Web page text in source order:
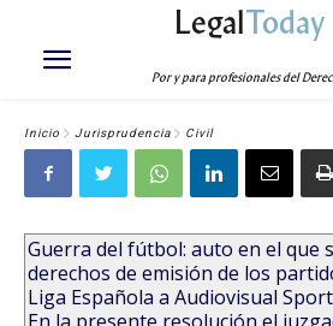
LegalToday
Por y para profesionales del
Inicio Jurisprudencia Civil
Guerra del fútbol: auto en el que
derechos de emisión de los
Liga Española a Audiovisual